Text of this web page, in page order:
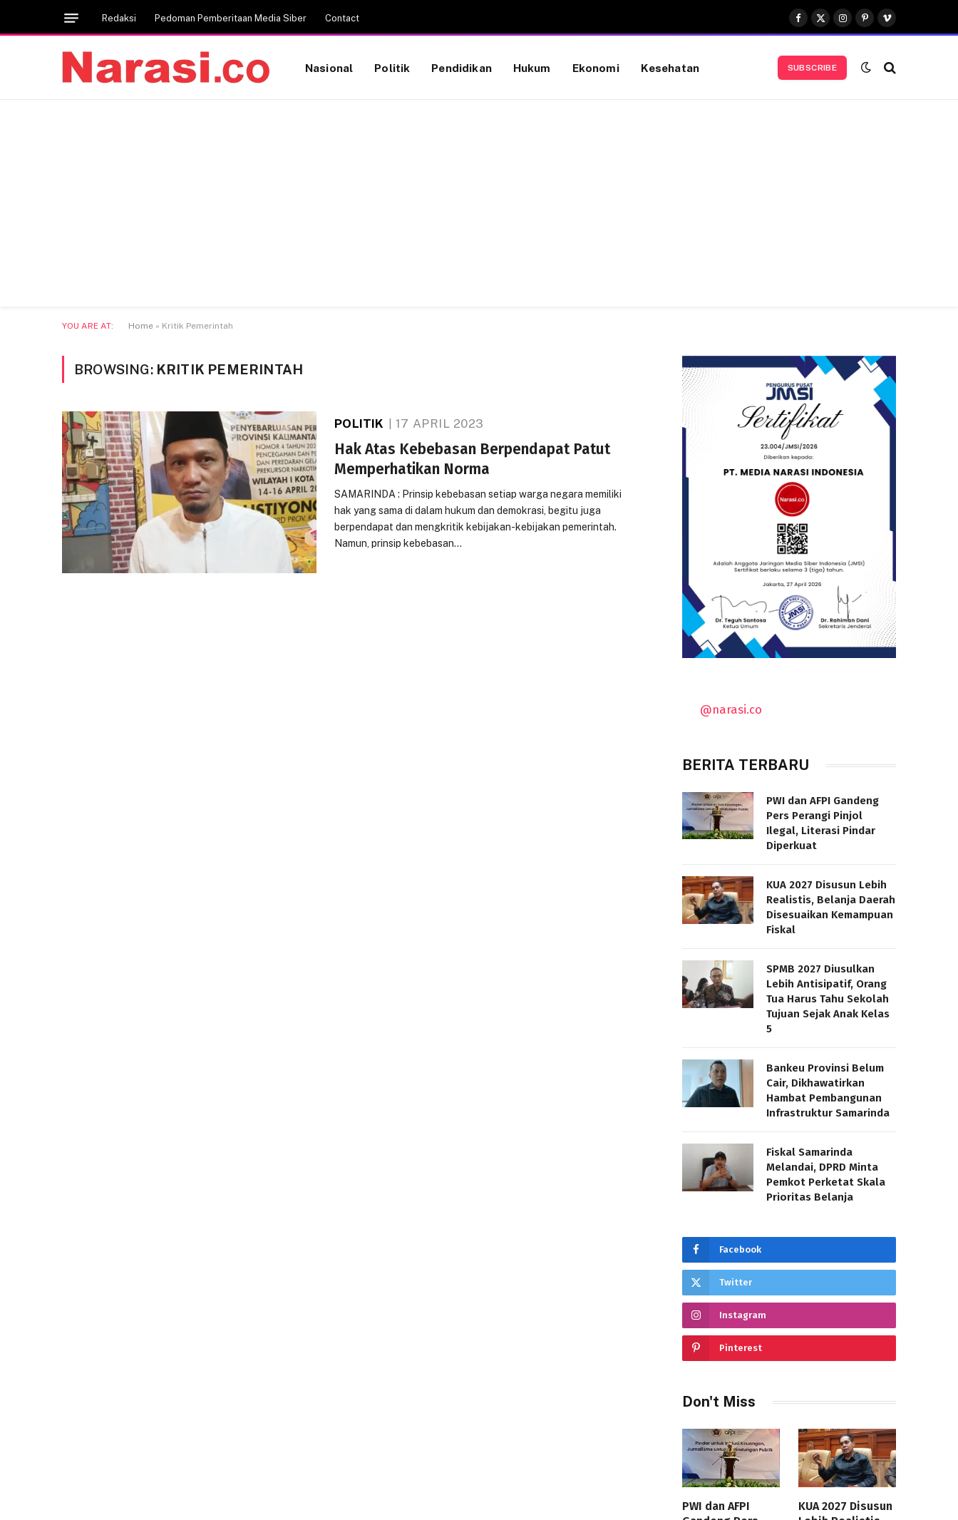
Redaksi Pedoman Pemberitaan Media Siber Contact
Facebook
X
(Twitter)
Instagram
Pinterest
Vimeo
Nasional Politik Pendidikan Hukum Ekonomi Kesehatan SUBSCRIBE
YOU ARE AT: Home » Kritik Pemerintah
BROWSING: KRITIK PEMERINTAH
POLITIK 17 APRIL 2023
Hak Atas Kebebasan Berpendapat Patut
Memperhatikan Norma
SAMARINDA : Prinsip kebebasan setiap warga negara memiliki
hak yang sama di dalam hukum dan demokrasi, begitu juga
berpendapat dan mengkritik kebijakan-kebijakan pemerintah.
Namun, prinsip kebebasan…
@narasi.co
BERITA TERBARU
PWI dan AFPI Gandeng
Pers Perangi Pinjol
Ilegal, Literasi Pindar
Diperkuat
KUA 2027 Disusun Lebih
Realistis, Belanja Daerah
Disesuaikan Kemampuan
Fiskal
SPMB 2027 Diusulkan
Lebih Antisipatif, Orang
Tua Harus Tahu Sekolah
Tujuan Sejak Anak Kelas
5
Bankeu Provinsi Belum
Cair, Dikhawatirkan
Hambat Pembangunan
Infrastruktur Samarinda
Fiskal Samarinda
Melandai, DPRD Minta
Pemkot Perketat Skala
Prioritas Belanja
Facebook
Twitter
Instagram
Pinterest
Don't Miss
PWI dan AFPI
KUA 2027 Disusun